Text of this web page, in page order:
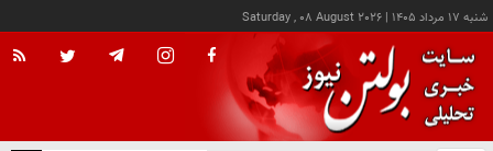
شنبه ۱۷ مرداد ۱۴۰۵ |
Saturday , 08 August 2026